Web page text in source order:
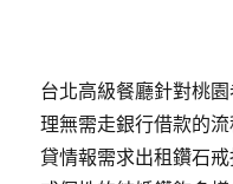
台北高級餐廳針對桃
理無需走銀行借款的
貸情報需求出租鑽石